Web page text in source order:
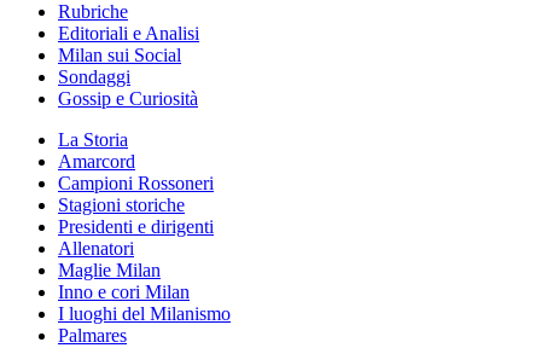
Rubriche
Editoriali e Analisi
Milan sui Social
Sondaggi
Gossip e Curiosità
La Storia
Amarcord
Campioni Rossoneri
Stagioni storiche
Presidenti e dirigenti
Allenatori
Maglie Milan
Inno e cori Milan
I luoghi del Milanismo
Palmares